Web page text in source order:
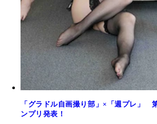
「グラドル自画撮り部」×「週プレ」
ンプリ発表！